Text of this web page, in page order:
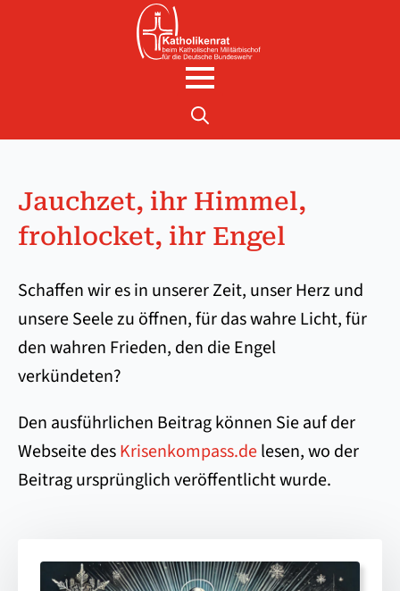
Jauchzet, ihr Himmel,
frohlocket, ihr Engel
Schaffen wir es in unserer Zeit, unser Herz und
unsere Seele zu öffnen, für das wahre Licht, für
den wahren Frieden, den die Engel
verkündeten?
Den ausführlichen Beitrag können Sie auf der
Webseite desKrisenkompass.delesen, wo der
Beitrag ursprünglich veröffentlicht wurde.